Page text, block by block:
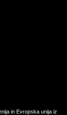
in Evropska unija iz